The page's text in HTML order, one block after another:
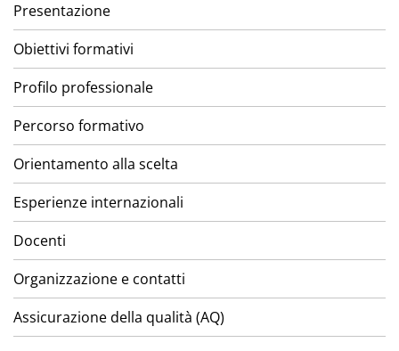
Presentazione
Obiettivi formativi
Profilo professionale
Percorso formativo
Orientamento alla scelta
Esperienze internazionali
Docenti
Organizzazione e contatti
Assicurazione della qualità (AQ)